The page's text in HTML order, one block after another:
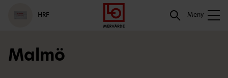
Gå
till
meny
Logga
in
Hoppa
till
innehåll
HRF Meny
Sök
Malmö